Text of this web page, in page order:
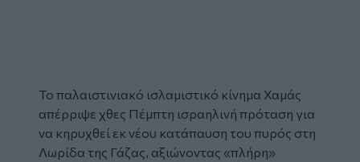
Το παλαιστινιακό ισλαμιστικό κίνημα Χαμάς
απέρριψε χθες Πέμπτη ισραηλινή πρόταση για
να κηρυχθεί εκ νέου κατάπαυση του πυρός στη
Λωρίδα της Γάζας, αξιώνοντας «πλήρη»